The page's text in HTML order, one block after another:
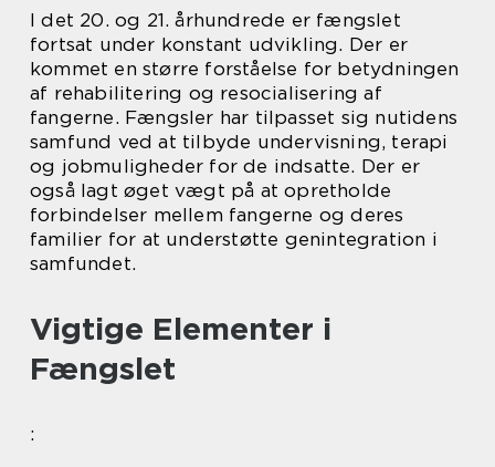
I det 20. og 21. århundrede er fængslet
fortsat under konstant udvikling. Der er
kommet en større forståelse for betydningen
af rehabilitering og resocialisering af
fangerne. Fængsler har tilpasset sig nutidens
samfund ved at tilbyde undervisning, terapi
og jobmuligheder for de indsatte. Der er
også lagt øget vægt på at opretholde
forbindelser mellem fangerne og deres
familier for at understøtte genintegration i
samfundet.
Vigtige Elementer i
Fængslet
: